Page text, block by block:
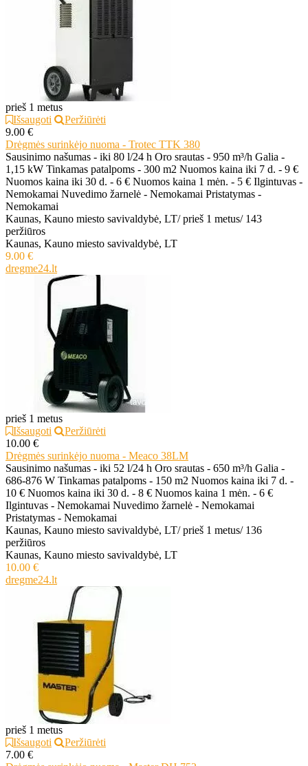
prieš 1 metus
Išsaugoti
Peržiūrėti
9.00 €
Drėgmės surinkėjo nuoma - Trotec TTK 380
Sausinimo našumas - iki 80 l/24 h Oro srautas - 950 m³/h Galia -
1,15 kW Tinkamas patalpoms - 300 m2 Nuomos kaina iki 7 d. - 9 €
Nuomos kaina iki 30 d. - 6 € Nuomos kaina 1 mėn. - 5 € Ilgintuvas -
Nemokamai Nuvedimo žarnelė - Nemokamai Pristatymas -
Nemokamai
Kaunas, Kauno miesto savivaldybė, LT/ prieš 1 metus/ 143
peržiūros
Kaunas, Kauno miesto savivaldybė, LT
9.00 €
dregme24.lt
prieš 1 metus
Išsaugoti
Peržiūrėti
10.00 €
Drėgmės surinkėjo nuoma - Meaco 38LM
Sausinimo našumas - iki 52 l/24 h Oro srautas - 650 m³/h Galia -
686-876 W Tinkamas patalpoms - 150 m2 Nuomos kaina iki 7 d. -
10 € Nuomos kaina iki 30 d. - 8 € Nuomos kaina 1 mėn. - 6 €
Ilgintuvas - Nemokamai Nuvedimo žarnelė - Nemokamai
Pristatymas - Nemokamai
Kaunas, Kauno miesto savivaldybė, LT/ prieš 1 metus/ 136
peržiūros
Kaunas, Kauno miesto savivaldybė, LT
10.00 €
dregme24.lt
prieš 1 metus
Išsaugoti
Peržiūrėti
7.00 €